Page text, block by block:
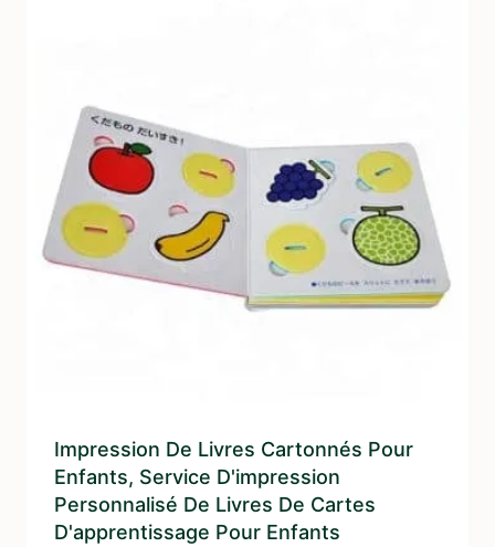
Impression De Livres Cartonnés Pour
Enfants, Service D'impression
Personnalisé De Livres De Cartes
D'apprentissage Pour Enfants